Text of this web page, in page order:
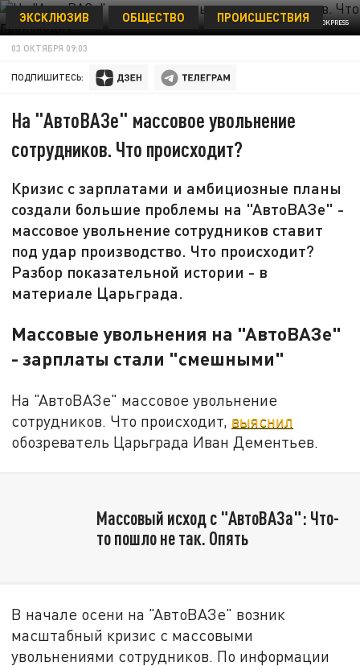
PHOTOAGENCY INTERPRESS//GLOBALLOOKPRESS
ЭКСКЛЮЗИВ ОБЩЕСТВО ПРОИСШЕСТВИЯ
03 ОКТЯБРЯ 09:03
ПОДПИШИТЕСЬ:
На "АвтоВАЗе" массовое увольнение
сотрудников. Что происходит?
Кризис с зарплатами и амбициозные планы
создали большие проблемы на "АвтоВАЗе" -
массовое увольнение сотрудников ставит
под удар производство. Что происходит?
Разбор показательной истории - в
материале Царьграда.
Массовые увольнения на "АвтоВАЗе"
- зарплаты стали "смешными"
На "АвтоВАЗе" массовое увольнение
сотрудников. Что происходит, выяснил
обозреватель Царьграда Иван Дементьев.
Массовый исход с "АвтоВАЗа": Что-
то пошло не так. Опять
В начале осени на "АвтоВАЗе" возник
масштабный кризис с массовыми
увольнениями сотрудников. По информации